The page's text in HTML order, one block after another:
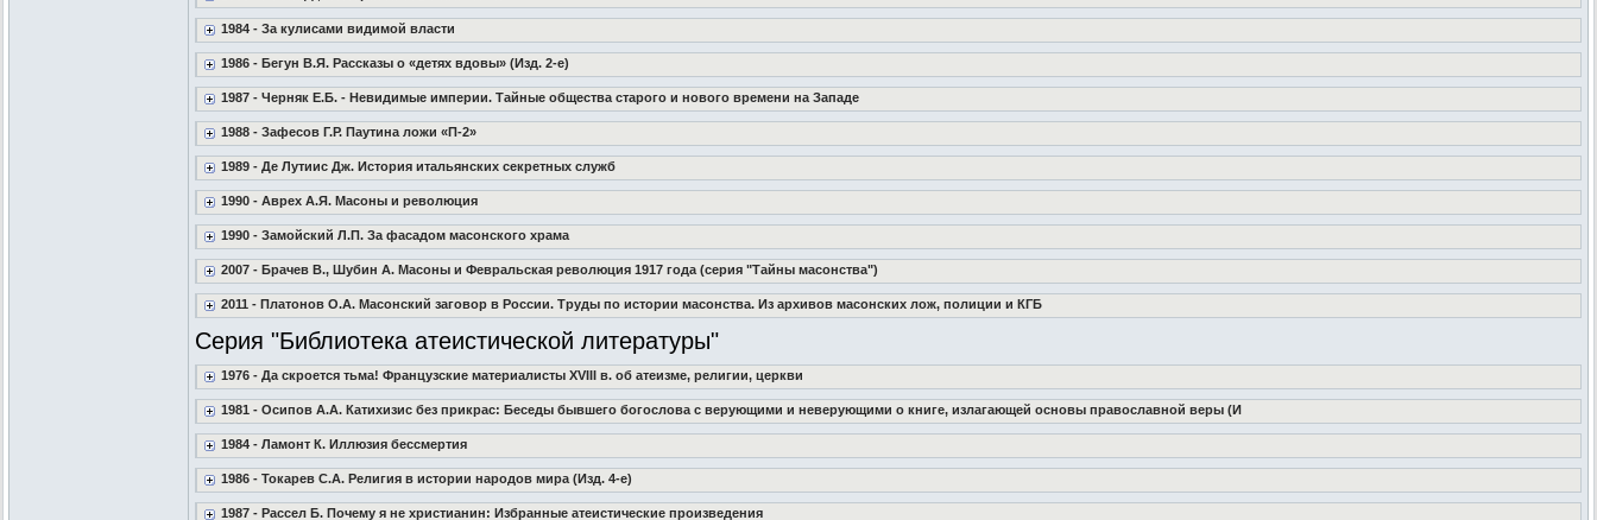
1984 - За кулисами видимой власти
1986 - Бегун В.Я. Рассказы о «детях вдовы» (Изд. 2-е)
1987 - Черняк Е.Б. - Невидимые империи. Тайные общества старого и нового времени на Западе
1988 - Зафесов Г.Р. Паутина ложи «П-2»
1989 - Де Лутиис Дж. История итальянских секретных служб
1990 - Аврех А.Я. Масоны и революция
1990 - Замойский Л.П. За фасадом масонского храма
2007 - Брачев В., Шубин А. Масоны и Февральская революция 1917 года (серия "Тайны масонства")
2011 - Платонов О.А. Масонский заговор в России. Труды по истории масонства. Из архивов масонских лож, полиции и КГБ
Серия "Библиотека атеистической литературы"
1976 - Да скроется тьма! Французские материалисты XVIII в. об атеизме, религии, церкви
1981 - Осипов А.А. Катихизис без прикрас: Беседы бывшего богослова с верующими и неверующими о книге, излагающей основы православной веры (И
1984 - Ламонт К. Иллюзия бессмертия
1986 - Токарев С.А. Религия в истории народов мира (Изд. 4-е)
1987 - Рассел Б. Почему я не христианин: Избранные атеистические произведения